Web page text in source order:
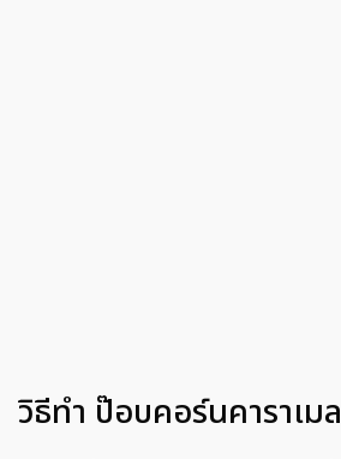
วิธีทำ ป๊อบคอร์นคาราเมล